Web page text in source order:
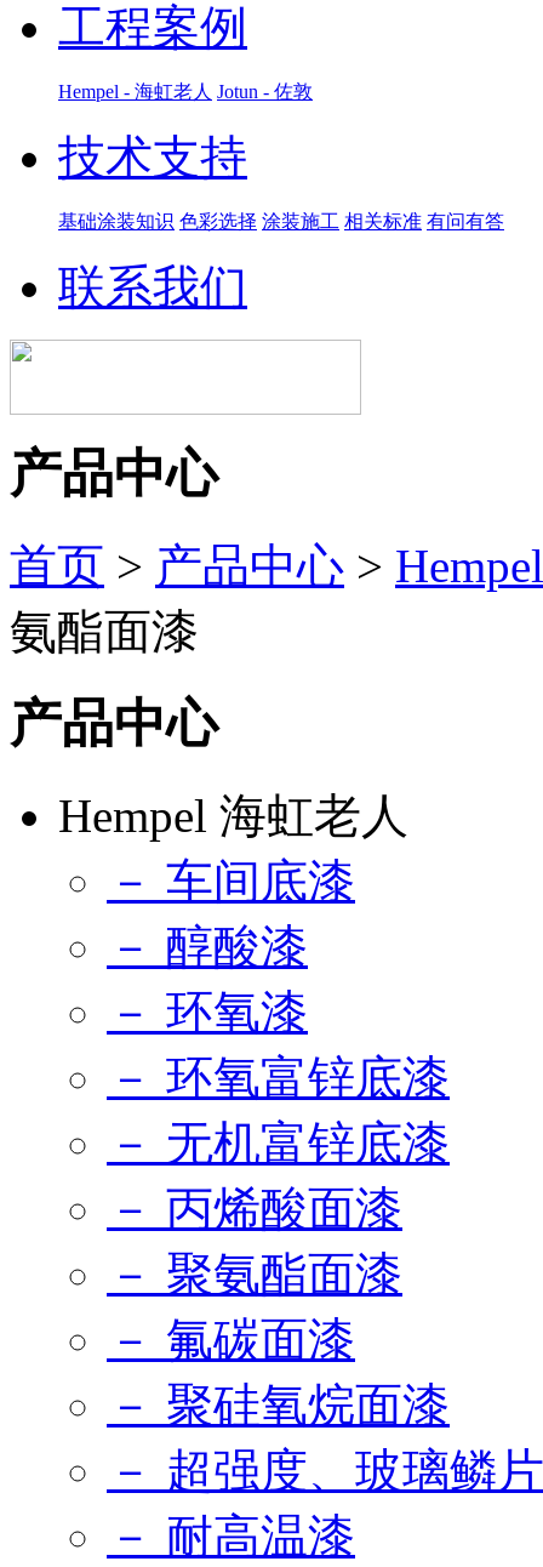
工程案例
Hempel - 海虹老人 Jotun - 佐敦
技术支持
基础涂装知识 色彩选择 涂装施工 相关标准 有问有答
联系我们
产品中心
首页 > 产品中心 >
氨酯面漆
产品中心
Hempel 海虹老人
－ 车间底漆
－ 醇酸漆
－ 环氧漆
－ 环氧富锌底漆
－ 无机富锌底漆
－ 丙烯酸面漆
－ 聚氨酯面漆
－ 氟碳面漆
－ 聚硅氧烷面漆
－ 超强度、玻璃鳞
－ 耐高温漆